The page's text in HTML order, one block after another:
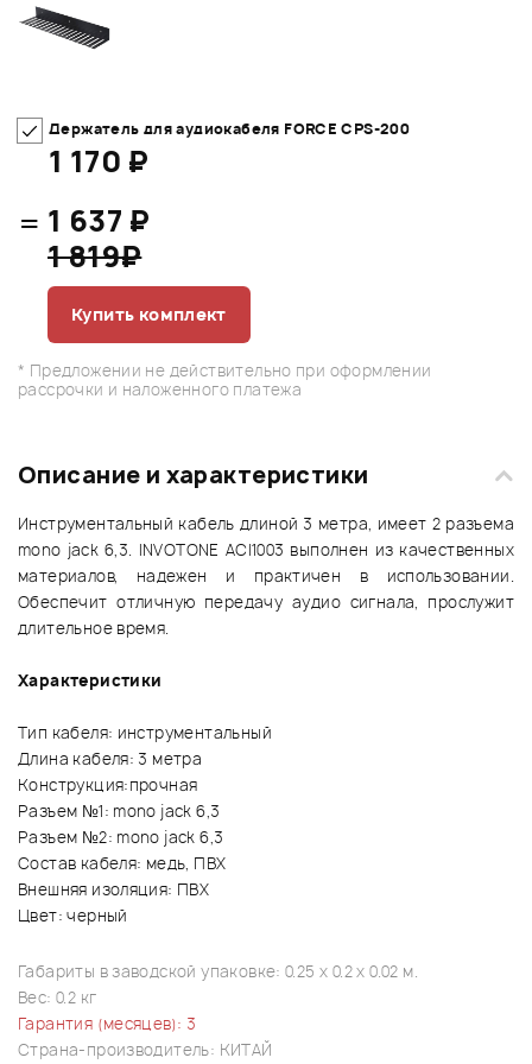
Держатель для аудиокабеля FORCE CPS-200
1 170 ₽
= 1 637 ₽
1 819₽
Купить комплект
* Предложении не действительно при оформлении
рассрочки и наложенного платежа
Описание и характеристики
Инструментальный кабель длиной 3 метра, имеет 2 разъема
mono jack 6,3. INVOTONE ACI1003 выполнен из качественных
материалов, надежен и практичен в использовании.
Обеспечит отличную передачу аудио сигнала, прослужит
длительное время.
Характеристики
Тип кабеля: инструментальный
Длина кабеля: 3 метра
Конструкция:прочная
Разъем №1: mono jack 6,3
Разъем №2: mono jack 6,3
Состав кабеля: медь, ПВХ
Внешняя изоляция: ПВХ
Цвет: черный
Габариты в заводской упаковке: 0.25 x 0.2 x 0.02 м.
Вес: 0.2 кг
Гарантия (месяцев): 3
Страна-производитель: КИТАЙ